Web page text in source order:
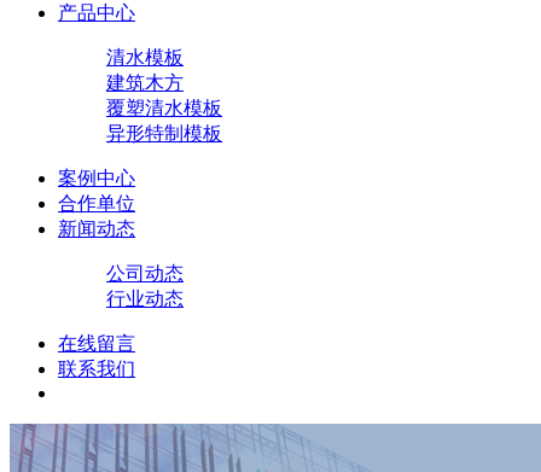
产品中心
清水模板
建筑木方
覆塑清水模板
异形特制模板
案例中心
合作单位
新闻动态
公司动态
行业动态
在线留言
联系我们